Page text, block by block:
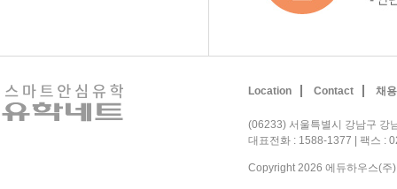
Location Contact 채
(06233) 서울특별시 강남구 강
대표전화 : 1588-1377 | 팩스 :
Copyright 2026 에듀하우스(주